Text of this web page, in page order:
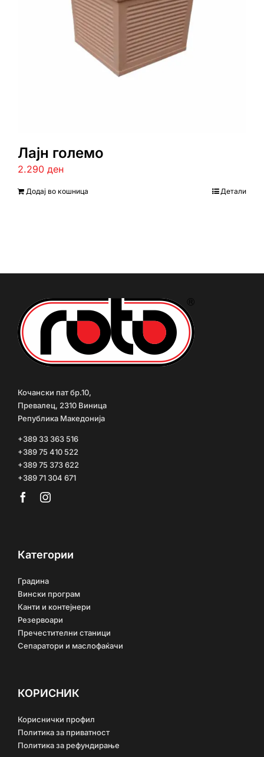
Лајн големо
2.290 ден
Додај во кошница Детали
Кочански пат бр.10,
Превалец, 2310 Виница
Република Македонија
+389 33 363 516
+389 75 410 522
+389 75 373 622
+389 71 304 671
Категории
Градина
Вински програм
Канти и контејнери
Резервоари
Пречестителни станици
Сепаратори и маслофаќачи
КОРИСНИК
Кориснички профил
Политика за приватност
Политика за рефундирање